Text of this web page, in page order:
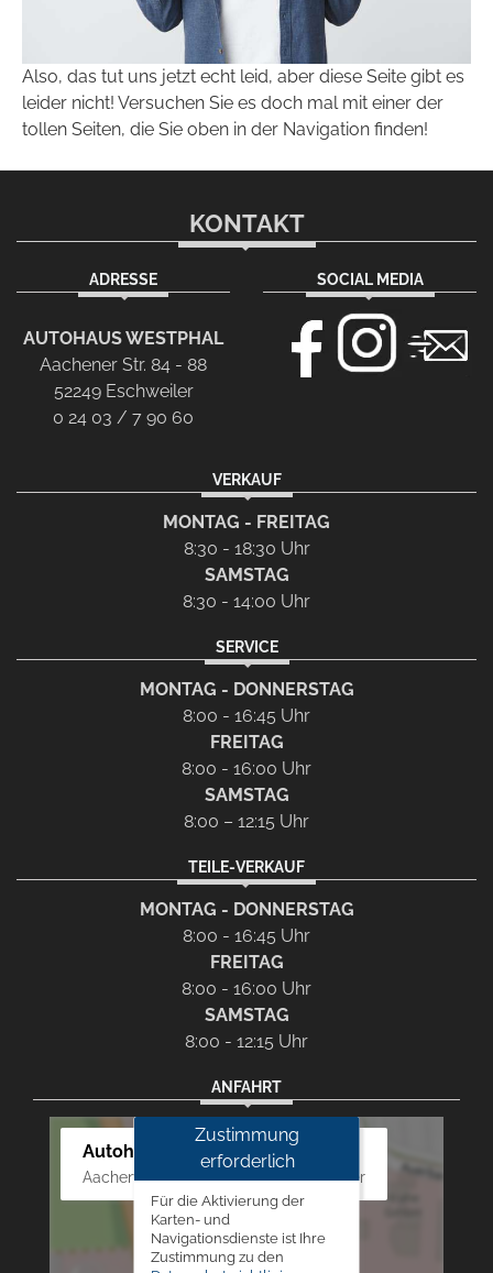
Also, das tut uns jetzt echt leid, aber diese Seite gibt es
leider nicht! Versuchen Sie es doch mal mit einer der
tollen Seiten, die Sie oben in der Navigation finden!
KONTAKT
ADRESSE
AUTOHAUS WESTPHAL
Aachener Str. 84 - 88
52249 Eschweiler
0 24 03 / 7 90 60
SOCIAL MEDIA
VERKAUF
MONTAG - FREITAG
8:30 - 18:30 Uhr
SAMSTAG
8:30 - 14:00 Uhr
SERVICE
MONTAG - DONNERSTAG
8:00 - 16:45 Uhr
FREITAG
8:00 - 16:00 Uhr
SAMSTAG
8:00 – 12:15 Uhr
TEILE-VERKAUF
MONTAG - DONNERSTAG
8:00 - 16:45 Uhr
FREITAG
8:00 - 16:00 Uhr
SAMSTAG
8:00 - 12:15 Uhr
ANFAHRT
Autohaus Westphal
Aachener Str. 84 - 88, 52249 Eschweiler
Zustimmung
erforderlich
Für die Aktivierung der
Karten- und
Navigationsdienste ist Ihre
Zustimmung zu den